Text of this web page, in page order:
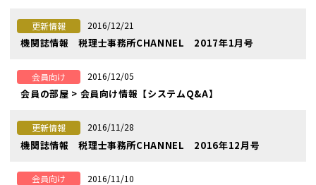
更新情報 2016/12/21
機関誌情報 税理士事務所CHANNEL 2017年1月号
会員向け 2016/12/05
会員の部屋 > 会員向け情報【システムQ&A】
更新情報 2016/11/28
機関誌情報 税理士事務所CHANNEL 2016年12月号
会員向け 2016/11/10